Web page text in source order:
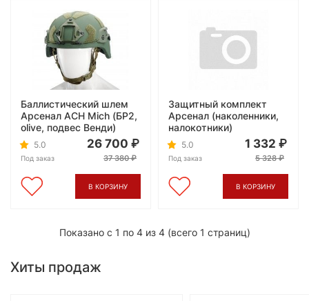
Баллистический шлем
Арсенал ACH Mich (БР2,
olive, подвес Венди)
5.0
Под заказ
26 700
37 380
В КОРЗИНУ
Защитный комплект
Арсенал (наколенники,
налокотники)
5.0
Под заказ
1 332
5 328
В КОРЗИНУ
Показано с 1 по 4 из 4 (всего 1 страниц)
Хиты продаж